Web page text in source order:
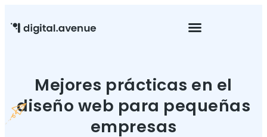
Mejores prácticas en el
diseño web para pequeñas
empresas